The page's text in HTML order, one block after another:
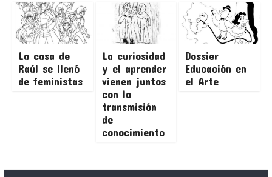
La casa de
Raúl se llenó
de feministas
La curiosidad
y el aprender
vienen juntos
con la
transmisión
de
conocimiento
Dossier
Educación en
el Arte